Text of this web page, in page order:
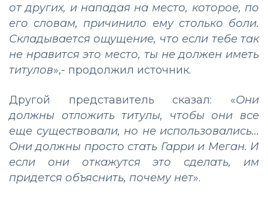
от других, и нападая на место, которое, по
его словам, причинило ему столько боли.
Складывается ощущение, что если тебе так
не нравится это место, ты не должен иметь
титулов»,- продолжил источник.
Другой представитель сказал: «Они
должны отложить титулы, чтобы они все
еще существовали, но не использовались...
Они должны просто стать Гарри и Меган. И
если они откажутся это сделать, им
придется объяснить, почему нет».